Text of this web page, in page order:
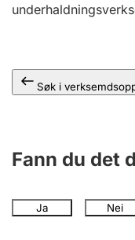
Søk i
Fann du det
Ja Nei